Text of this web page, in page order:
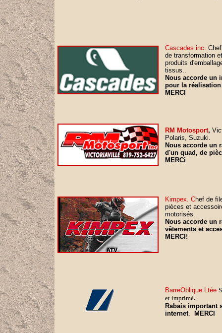
Cascades inc.
de transformation
produits
tissus..
Nous accorde un
pour la
MERCI
RM Motosport,
Polaris, Suzuki.
Nous accorde un
d'un quad, de
MERCi
Kimpex. Chef de
pièces et
motorisés.
Nous accorde un
vêtements et
MERCI!
BarreOblique Ltée
et imprimé.
Rabais important
internet
MERCI